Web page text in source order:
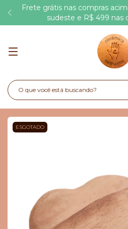
Frete grátis nas compras
sudeste e R$ 499 nas
ESGOTADO